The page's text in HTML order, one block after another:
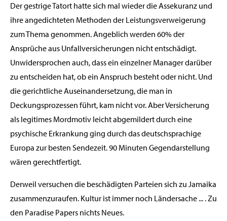
Der gestrige Tatort hatte sich mal wieder die Assekuranz und
ihre angedichteten Methoden der Leistungsverweigerung
zum Thema genommen. Angeblich werden 60% der
Ansprüche aus Unfallversicherungen nicht entschädigt.
Unwidersprochen auch, dass ein einzelner Manager darüber
zu entscheiden hat, ob ein Anspruch besteht oder nicht. Und
die gerichtliche Auseinandersetzung, die man in
Deckungsprozessen führt, kam nicht vor. Aber Versicherung
als legitimes Mordmotiv leicht abgemildert durch eine
psychische Erkrankung ging durch das deutschsprachige
Europa zur besten Sendezeit. 90 Minuten Gegendarstellung
wären gerechtfertigt.
Derweil versuchen die beschädigten Parteien sich zu Jamaika
zusammenzuraufen. Kultur ist immer noch Ländersache ... . Zu
den Paradise Papers nichts Neues.